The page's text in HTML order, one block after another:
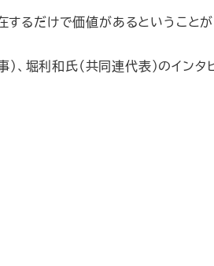
るだけで価値があるということ
、堀利和氏（共同連代表）のイン